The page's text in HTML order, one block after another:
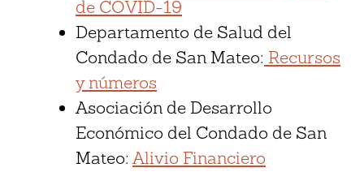
de COVID-19
Departamento de Salud del
Condado de San Mateo: Recursos
y números
Asociación de Desarrollo
Económico del Condado de San
Mateo:Alivio Financiero